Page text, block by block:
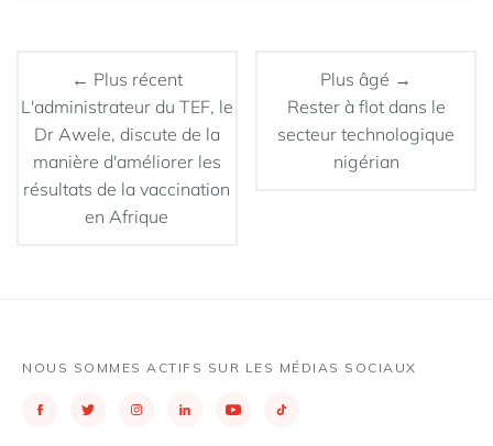
← Plus récent
L'administrateur du TEF, le
Dr Awele, discute de la
manière d'améliorer les
résultats de la vaccination
en Afrique
Plus âgé →
Rester à flot dans le
secteur technologique
nigérian
NOUS SOMMES ACTIFS SUR LES MÉDIAS SOCIAUX